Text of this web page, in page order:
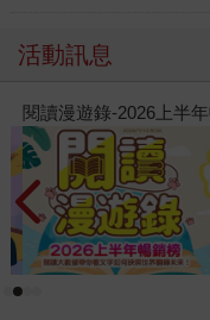
活動訊息
飛吧，鴻！：母親、
新系列作）